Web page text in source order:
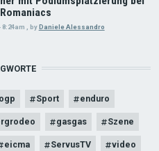
8:24am byDaniele Alessandro
Sport enduro
gasgas Szene
eicma ServusTV video